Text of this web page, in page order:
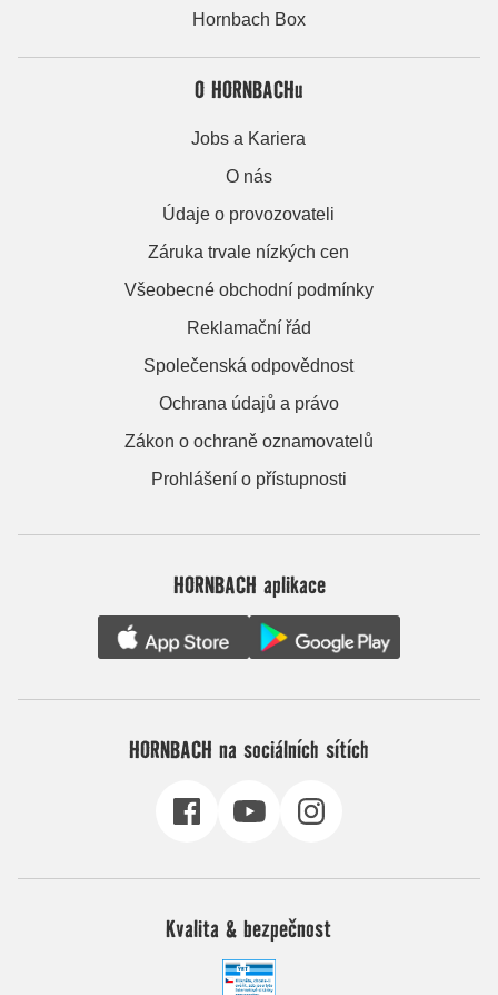
Hornbach Box
O HORNBACHu
Jobs a Kariera
O nás
Údaje o provozovateli
Záruka trvale nízkých cen
Všeobecné obchodní podmínky
Reklamační řád
Společenská odpovědnost
Ochrana údajů a právo
Zákon o ochraně oznamovatelů
Prohlášení o přístupnosti
HORNBACH aplikace
HORNBACH na sociálních sítích
Kvalita & bezpečnost